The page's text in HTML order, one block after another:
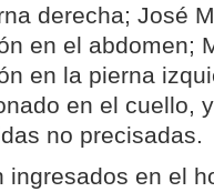
derecha; José
en el abdomen;
en la pierna
en el cuello,
no precisadas.
ingresados en el